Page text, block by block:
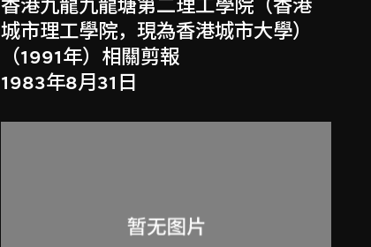
香港九龍九龍塘第二理工學院（香港
城市理工學院，現為香港城市大學）
（1991年）相關剪報
1983年8月31日